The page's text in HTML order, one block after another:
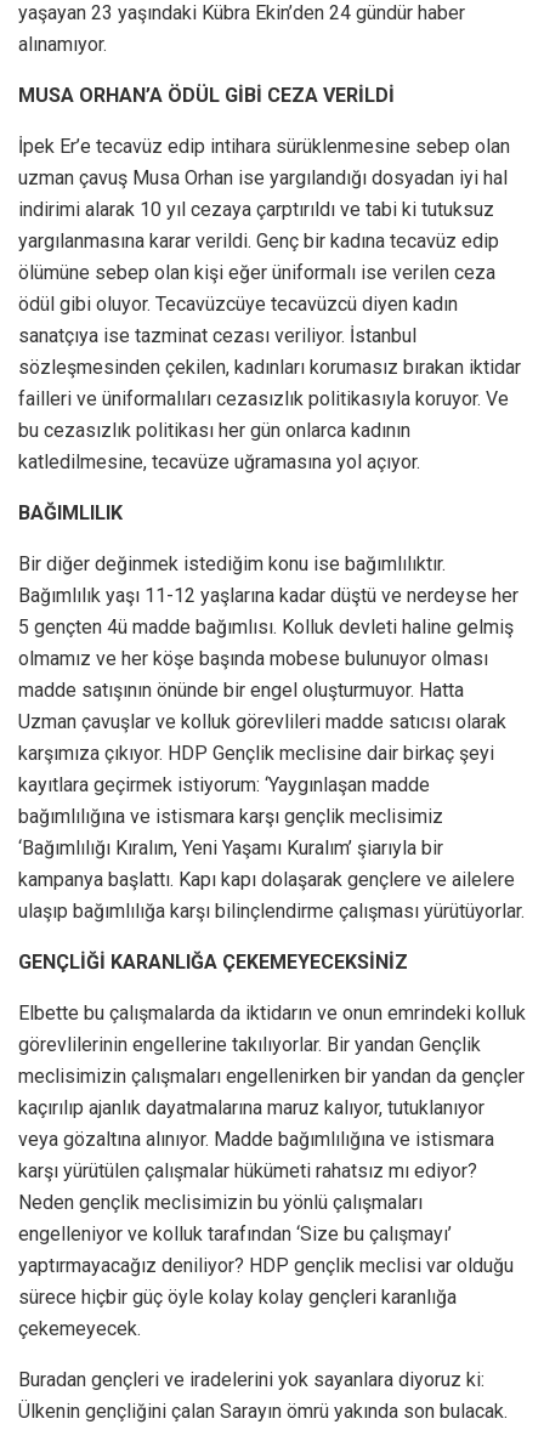
yaşayan 23 yaşındaki Kübra Ekin’den 24 gündür haber
alınamıyor.
MUSA ORHAN’A ÖDÜL GİBİ CEZA VERİLDİ
İpek Er’e tecavüz edip intihara sürüklenmesine sebep olan
uzman çavuş Musa Orhan ise yargılandığı dosyadan iyi hal
indirimi alarak 10 yıl cezaya çarptırıldı ve tabi ki tutuksuz
yargılanmasına karar verildi. Genç bir kadına tecavüz edip
ölümüne sebep olan kişi eğer üniformalı ise verilen ceza
ödül gibi oluyor. Tecavüzcüye tecavüzcü diyen kadın
sanatçıya ise tazminat cezası veriliyor. İstanbul
sözleşmesinden çekilen, kadınları korumasız bırakan iktidar
failleri ve üniformalıları cezasızlık politikasıyla koruyor. Ve
bu cezasızlık politikası her gün onlarca kadının
katledilmesine, tecavüze uğramasına yol açıyor.
BAĞIMLILIK
Bir diğer değinmek istediğim konu ise bağımlılıktır.
Bağımlılık yaşı 11-12 yaşlarına kadar düştü ve nerdeyse her
5 gençten 4ü madde bağımlısı. Kolluk devleti haline gelmiş
olmamız ve her köşe başında mobese bulunuyor olması
madde satışının önünde bir engel oluşturmuyor. Hatta
Uzman çavuşlar ve kolluk görevlileri madde satıcısı olarak
karşımıza çıkıyor. HDP Gençlik meclisine dair birkaç şeyi
kayıtlara geçirmek istiyorum: ‘Yaygınlaşan madde
bağımlılığına ve istismara karşı gençlik meclisimiz
‘Bağımlılığı Kıralım, Yeni Yaşamı Kuralım’ şiarıyla bir
kampanya başlattı. Kapı kapı dolaşarak gençlere ve ailelere
ulaşıp bağımlılığa karşı bilinçlendirme çalışması yürütüyorlar.
GENÇLİĞİ KARANLIĞA ÇEKEMEYECEKSİNİZ
Elbette bu çalışmalarda da iktidarın ve onun emrindeki kolluk
görevlilerinin engellerine takılıyorlar. Bir yandan Gençlik
meclisimizin çalışmaları engellenirken bir yandan da gençler
kaçırılıp ajanlık dayatmalarına maruz kalıyor, tutuklanıyor
veya gözaltına alınıyor. Madde bağımlılığına ve istismara
karşı yürütülen çalışmalar hükümeti rahatsız mı ediyor?
Neden gençlik meclisimizin bu yönlü çalışmaları
engelleniyor ve kolluk tarafından ‘Size bu çalışmayı’
yaptırmayacağız deniliyor? HDP gençlik meclisi var olduğu
sürece hiçbir güç öyle kolay kolay gençleri karanlığa
çekemeyecek.
Buradan gençleri ve iradelerini yok sayanlara diyoruz ki:
Ülkenin gençliğini çalan Sarayın ömrü yakında son bulacak.